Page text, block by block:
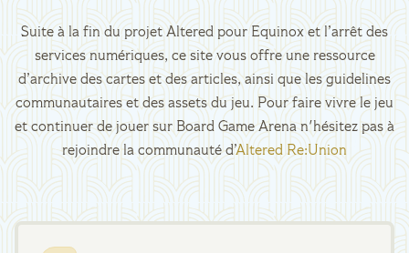
Suite à la fin du projet Altered pour Equinox et l’arrêt des
services numériques, ce site vous offre une ressource
d’archive des cartes et des articles, ainsi que les guidelines
communautaires et des assets du jeu. Pour faire vivre le jeu
et continuer de jouer sur Board Game Arena n'hésitez pas à
rejoindre la communauté d’Altered Re:Union